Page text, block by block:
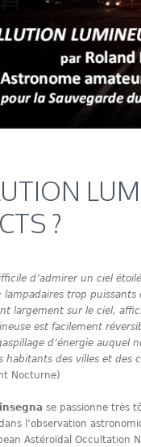
?
d’admirer un ciel
lampadaires trop
largement sur le ciel,
est facilement
d’énergie
habitants des villes et des
Nocturne)
se passionne très
l’observation
Astéroïdal Occultation